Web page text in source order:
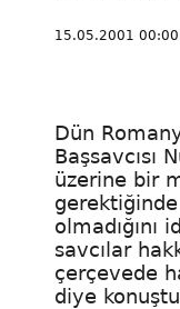
15.05.2001
Dün
Başsavcısı
üzerine bir
savcılar
çerçevede
diye